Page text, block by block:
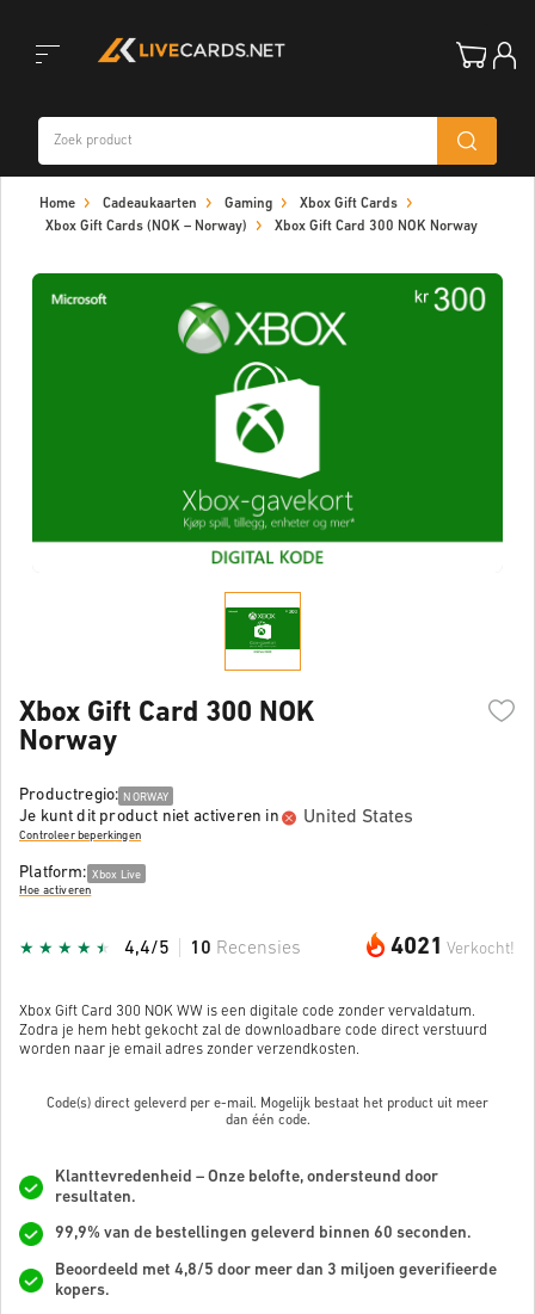
navigation
Home Cadeaukaarten Gaming
Xbox Gift Cards
Xbox Gift Cards (NOK – Norway)
Xbox Gift Card 300 NOK Norway
Xbox Gift Card 300 NOK
Norway
Productregio: NORWAY
Je kunt dit product niet activeren in United States
Controleer beperkingen
Platform: Xbox Live
Hoe activeren
4021 Verkocht!
4,4/5 10 Recensies
Xbox Gift Card 300 NOK WW is een digitale code zonder vervaldatum.
Zodra je hem hebt gekocht zal de downloadbare code direct verstuurd
worden naar je email adres zonder verzendkosten.
Code(s) direct geleverd per e-mail. Mogelijk bestaat het product uit meer
dan één code.
Klanttevredenheid – Onze belofte, ondersteund door
resultaten.
99,9% van de bestellingen geleverd binnen 60 seconden.
Beoordeeld met 4,8/5 door meer dan 3 miljoen geverifieerde
kopers.